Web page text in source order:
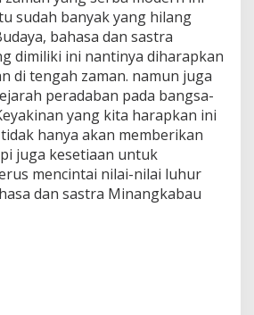
sudah banyak yang hilang
bahasa dan sastra
dimiliki ini nantinya diharapkan
di tengah zaman. namun juga
peradaban pada bangsa-
yang kita harapkan ini
hanya akan memberikan
juga kesetiaan untuk
mencintai nilai-nilai luhur
dan sastra Minangkabau